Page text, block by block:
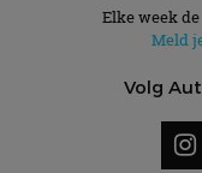
Elke week
Meld
Volg